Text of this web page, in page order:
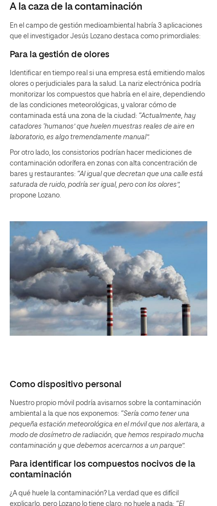
A la caza de la contaminación
En el campo de gestión medioambiental habría 3 aplicaciones
que el investigador Jesús Lozano destaca como primordiales:
Para la gestión de olores
Identificar en tiempo real si una empresa está emitiendo malos
olores o perjudiciales para la salud. La nariz electrónica podría
monitorizar los compuestos que habría en el aire, dependiendo
de las condiciones meteorológicas, y valorar cómo de
contaminada está una zona de la ciudad: “Actualmente, hay
catadores ‘humanos’ que huelen muestras reales de aire en
laboratorio, es algo tremendamente manual”.
Por otro lado, los consistorios podrían hacer mediciones de
contaminación odorífera en zonas con alta concentración de
bares y restaurantes: “Al igual que decretan que una calle está
saturada de ruido, podría ser igual, pero con los olores”,
propone Lozano.
Como dispositivo personal
Nuestro propio móvil podría avisarnos sobre la contaminación
ambiental a la que nos exponemos: “Sería como tener una
pequeña estación meteorológica en el móvil que nos alertara, a
modo de dosímetro de radiación, que hemos respirado mucha
contaminación y que debemos acercarnos a un parque”.
Para identificar los compuestos nocivos de la
contaminación
¿A qué huele la contaminación? La verdad que es difícil
explicarlo, pero Lozano lo tiene claro: no huele a nada: “El